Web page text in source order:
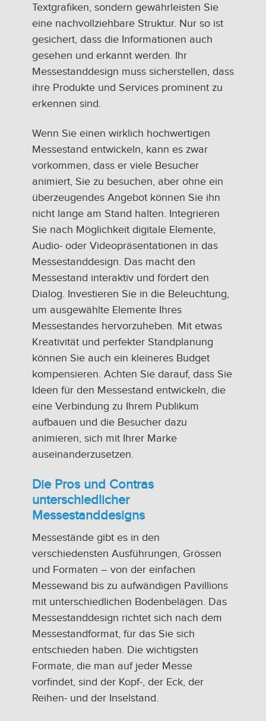
Textgrafiken, sondern gewährleisten Sie
eine nachvollziehbare Struktur. Nur so ist
gesichert, dass die Informationen auch
gesehen und erkannt werden. Ihr
Messestanddesign muss sicherstellen, dass
ihre Produkte und Services prominent zu
erkennen sind.
Wenn Sie einen wirklich hochwertigen
Messestand entwickeln, kann es zwar
vorkommen, dass er viele Besucher
animiert, Sie zu besuchen, aber ohne ein
überzeugendes Angebot können Sie ihn
nicht lange am Stand halten. Integrieren
Sie nach Möglichkeit digitale Elemente,
Audio- oder Videopräsentationen in das
Messestanddesign. Das macht den
Messestand interaktiv und fördert den
Dialog. Investieren Sie in die Beleuchtung,
um ausgewählte Elemente Ihres
Messestandes hervorzuheben. Mit etwas
Kreativität und perfekter Standplanung
können Sie auch ein kleineres Budget
kompensieren. Achten Sie darauf, dass Sie
Ideen für den Messestand entwickeln, die
eine Verbindung zu Ihrem Publikum
aufbauen und die Besucher dazu
animieren, sich mit Ihrer Marke
auseinanderzusetzen.
Die Pros und Contras
unterschiedlicher
Messestanddesigns
Messestände gibt es in den
verschiedensten Ausführungen, Grössen
und Formaten – von der einfachen
Messewand bis zu aufwändigen Pavillions
mit unterschiedlichen Bodenbelägen. Das
Messestanddesign richtet sich nach dem
Messestandformat, für das Sie sich
entschieden haben. Die wichtigsten
Formate, die man auf jeder Messe
vorfindet, sind der Kopf-, der Eck, der
Reihen- und der Inselstand.